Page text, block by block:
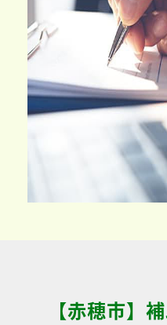
【赤穂市】